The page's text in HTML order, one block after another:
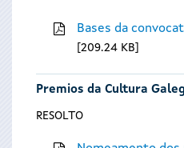
Bases da
209.24 KB
Premios da Cultura
RESOLTO